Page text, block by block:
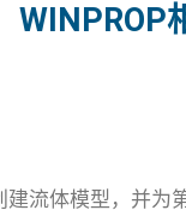
WINPROP
建流体模型，并为